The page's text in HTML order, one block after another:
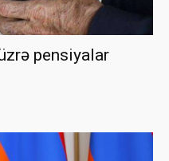
pensiyalar